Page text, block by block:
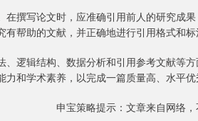
撰写论文时，应准确引用前人的研究成
帮助的文献，并正确地进行引用格式和标
逻辑结构、数据分析和引用参考文献等
和学术素养，以完成一篇质量高、水平优
申宝策略提示：文章来自网络，